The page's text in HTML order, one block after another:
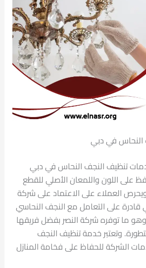
النحاس في دبي
تنظيف النجف النحاس في دبي
على اللون واللمعان الأصلي للقطع
العملاء على الاعتماد على شركة
على التعامل مع النجف النحاسي
ما توفره شركة النصر بفضل فريقها
وتعتبر خدمة تنظيف النجف
الشركة للحفاظ على فخامة المنازل